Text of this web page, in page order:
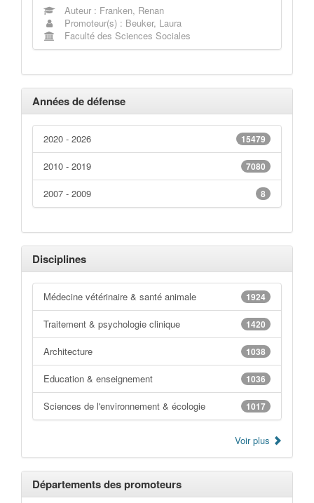
Auteur : Franken, Renan
Promoteur(s) : Beuker, Laura
Faculté des Sciences Sociales
Années de défense
15479
2020 - 2026
7080
2010 - 2019
8
2007 - 2009
Disciplines
1924
Médecine vétérinaire & santé animale
1420
Traitement & psychologie clinique
1038
Architecture
1036
Education & enseignement
1017
Sciences de l'environnement & écologie
Voir plus
Départements des promoteurs